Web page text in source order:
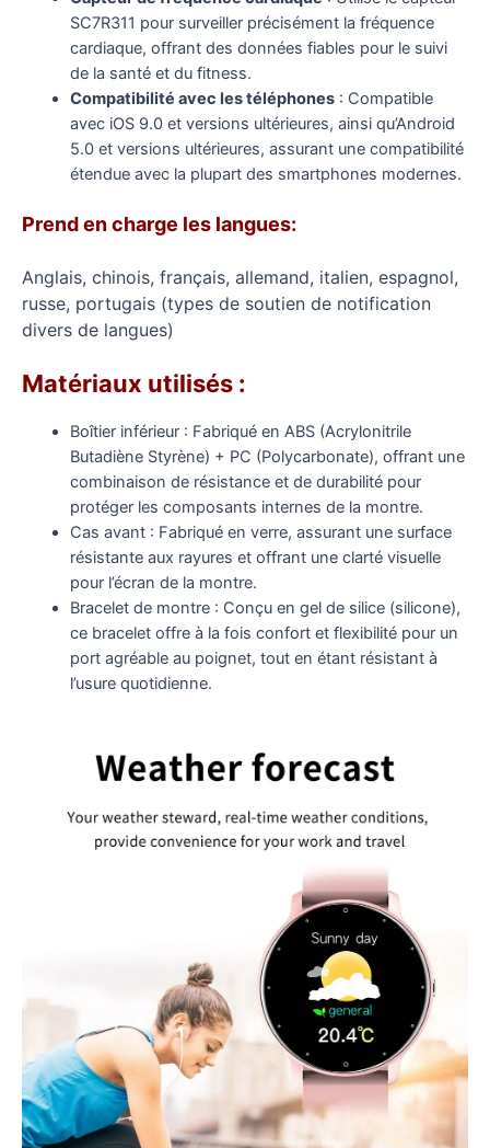
SC7R311 pour surveiller précisément la fréquence
cardiaque, offrant des données fiables pour le suivi
de la santé et du fitness.
Compatibilité avec les téléphones: Compatible
avec iOS 9.0 et versions ultérieures, ainsi qu’Android
5.0 et versions ultérieures, assurant une compatibilité
étendue avec la plupart des smartphones modernes.
Prend en charge les langues:
Anglais, chinois, français, allemand, italien, espagnol,
russe, portugais (types de soutien de notification
divers de langues)
Matériaux utilisés :
Boîtier inférieur : Fabriqué en ABS (Acrylonitrile
Butadiène Styrène) + PC (Polycarbonate), offrant une
combinaison de résistance et de durabilité pour
protéger les composants internes de la montre.
Cas avant : Fabriqué en verre, assurant une surface
résistante aux rayures et offrant une clarté visuelle
pour l’écran de la montre.
Bracelet de montre : Conçu en gel de silice (silicone),
ce bracelet offre à la fois confort et flexibilité pour un
port agréable au poignet, tout en étant résistant à
l’usure quotidienne.